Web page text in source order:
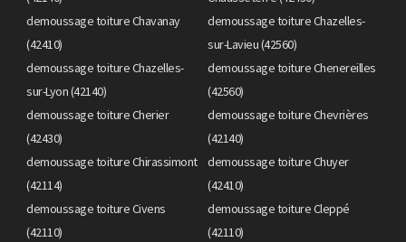
demoussage toiture Chavanay
(42410)
demoussage toiture Chazelles-
sur-Lavieu (42560)
demoussage toiture Chazelles-
sur-Lyon (42140)
demoussage toiture Chenereilles
(42560)
demoussage toiture Cherier
(42430)
demoussage toiture Chevrières
(42140)
demoussage toiture Chirassimont
(42114)
demoussage toiture Chuyer
(42410)
demoussage toiture Civens
(42110)
demoussage toiture Cleppé
(42110)